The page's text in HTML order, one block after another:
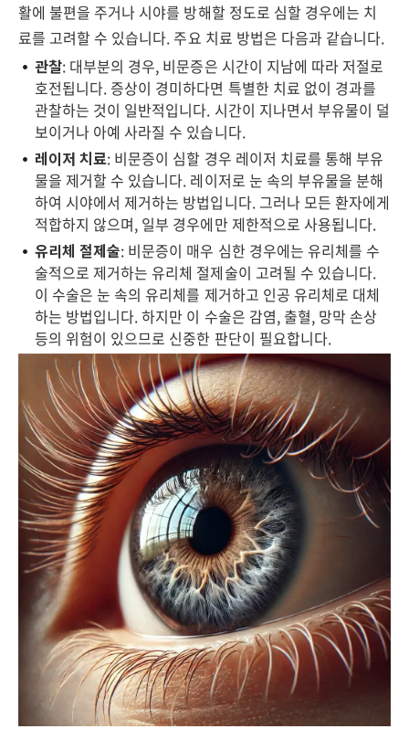
활에 불편을 주거나 시야를 방해할 정도로 심할 경우에는 치
료를 고려할 수 있습니다. 주요 치료 방법은 다음과 같습니다.
관찰: 대부분의 경우, 비문증은 시간이 지남에 따라 저절로
호전됩니다. 증상이 경미하다면 특별한 치료 없이 경과를
관찰하는 것이 일반적입니다. 시간이 지나면서 부유물이 덜
보이거나 아예 사라질 수 있습니다.
레이저 치료: 비문증이 심할 경우 레이저 치료를 통해 부유
물을 제거할 수 있습니다. 레이저로 눈 속의 부유물을 분해
하여 시야에서 제거하는 방법입니다. 그러나 모든 환자에게
적합하지 않으며, 일부 경우에만 제한적으로 사용됩니다.
유리체 절제술: 비문증이 매우 심한 경우에는 유리체를 수
술적으로 제거하는 유리체 절제술이 고려될 수 있습니다.
이 수술은 눈 속의 유리체를 제거하고 인공 유리체로 대체
하는 방법입니다. 하지만 이 수술은 감염, 출혈, 망막 손상
등의 위험이 있으므로 신중한 판단이 필요합니다.